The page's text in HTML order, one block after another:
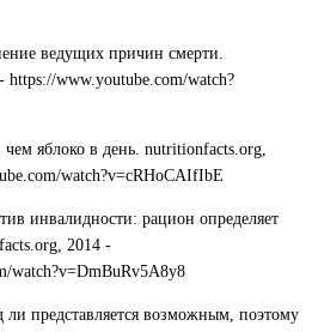
ведущих причин смерти.
www.youtube.com/watch?
яблоко в день. nutritionfacts.org,
watch?v=cRHoCAIfIbE
инвалидности: рацион определяет
2014 -
watch?v=DmBuRv5A8y8
ли представляется возможным, поэтому